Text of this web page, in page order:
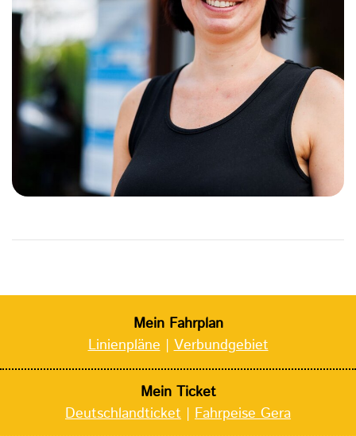
Mein Fahrplan
Linienpläne|Verbundgebiet
Mein Ticket
Deutschlandticket | Fahrpeise Gera